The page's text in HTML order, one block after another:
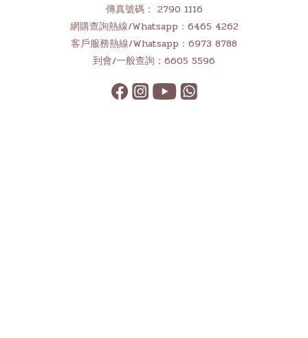
傳真號碼： 2790 1116
網購查詢熱線/Whatsapp：6465 4262
客戶服務熱線/Whatsapp：6973 8788
到會/一般查詢：6605 5596